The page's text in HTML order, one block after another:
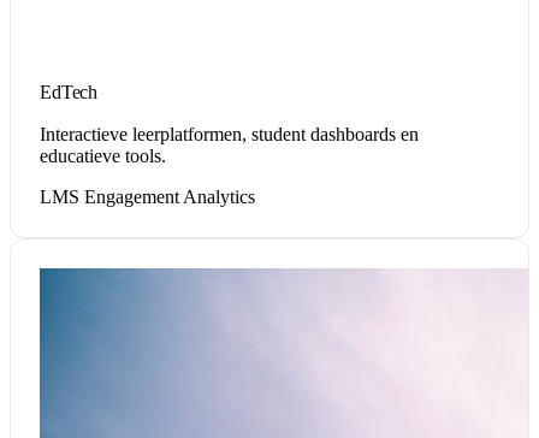
EdTech
Interactieve leerplatformen, student dashboards en
educatieve tools.
LMS Engagement Analytics